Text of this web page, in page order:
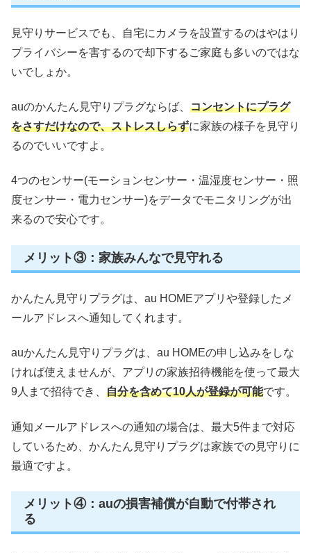
見守りサービスでも、自宅にカメラを設置するのはやはり
プライバシーを害するので却下するご家庭も多いのではな
いでしょか。
auのかんたん見守りプラグならば、 コンセントにプラグ
をさすだけなので、ストレスしらずに家族の様子を見守り
るのでいいですよ。
4つのセンサー(モーションセンサー・温湿度センサー・照
度センサー・電力センサー)をデータでモニタリングが出
来るので安心です。
メリット③：家族みんなで見守れる
かんたん見守りプラグは、au HOMEアプリや登録したメ
ールアドレスへ通知してくれます。
auかんたん見守りプラグは、au HOMEの申し込みをしな
ければ使えませんが、アプリの家族招待機能を使って最大
9人まで招待でき、 自分を含めて10人が登録が可能です。
通知メールアドレスへの通知の場合は、最大5件まで対応
しているため、かんたん見守りプラグは家族での見守りに
最適ですよ。
メリット④：auの損害補償が自動で付帯され
る